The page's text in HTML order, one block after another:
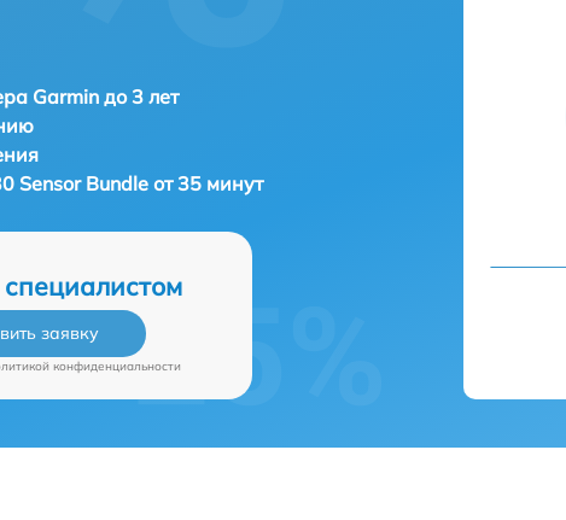
Garmin до 3 лет
Sensor Bundle от 35 минут
заявку
конфиденциальности